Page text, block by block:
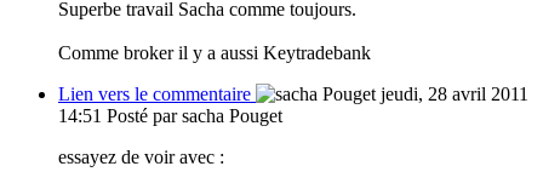
Superbe travail Sacha comme toujours.
Comme broker il y a aussi Keytradebank
Lien vers le commentaire
jeudi, 28 avril 2011
14:51 Posté par sacha Pouget
essayez de voir avec :